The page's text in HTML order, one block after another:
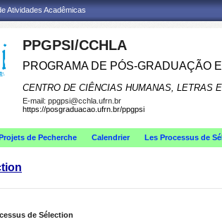
Atividades Acadêmicas
PPGPSI/CCHLA
PROGRAMA DE PÓS-GRADUAÇÃO
CENTRO DE CIÊNCIAS HUMANAS, LETRAS
E-mail: ppgpsi@cchla.ufrn.br
https://posgraduacao.ufrn.br/ppgpsi
de Pecherche Calendrier Les Processus de
de Sélection